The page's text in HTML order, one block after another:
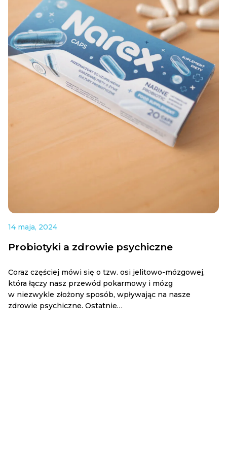
14 maja, 2024
Probiotyki a zdrowie psychiczne
Coraz częściej mówi się o tzw. osi jelitowo-mózgowej,
która łączy nasz przewód pokarmowy i mózg
w niezwykle złożony sposób, wpływając na nasze
zdrowie psychiczne. Ostatnie…